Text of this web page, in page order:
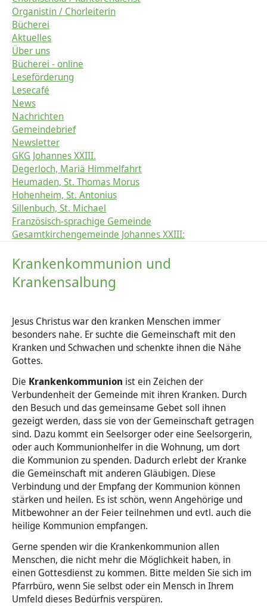
Organistin / Chorleiterin
Bücherei
Aktuelles
Über uns
Bücherei - online
Leseförderung
Lesecafé
News
Nachrichten
Gemeindebrief
Newsletter
GKG Johannes XXIII.
Degerloch, Mariä Himmelfahrt
Heumaden, St. Thomas Morus
Hohenheim, St. Antonius
Sillenbuch, St. Michael
Französisch-sprachige Gemeinde
Gesamtkirchengemeinde Johannes XXIII:
Krankenkommunion und
Krankensalbung
Jesus Christus war den kranken Menschen immer
besonders nahe. Er suchte die Gemeinschaft mit den
Kranken und Schwachen und schenkte ihnen die Nähe
Gottes.
Die Krankenkommunion ist ein Zeichen der
Verbundenheit der Gemeinde mit ihren Kranken. Durch
den Besuch und das gemeinsame Gebet soll ihnen
gezeigt werden, dass sie von der Gemeinschaft getragen
sind. Dazu kommt ein Seelsorger oder eine Seelsorgerin,
oder auch Kommunionhelfer in die Wohnung, um dort
die Kommunion zu spenden. Dadurch erlebt der Kranke
die Gemeinschaft mit anderen Gläubigen. Diese
Verbindung und der Empfang der Kommunion können
stärken und heilen. Es ist schön, wenn Angehörige und
Mitbewohner an der Feier teilnehmen und evtl. auch die
heilige Kommunion empfangen.
Gerne spenden wir die Krankenkommunion allen
Menschen, die nicht mehr die Möglichkeit haben, in
einen Gottesdienst zu kommen. Bitte melden Sie sich im
Pfarrbüro, wenn Sie selbst oder ein Mensch in Ihrem
Umfeld dieses Bedürfnis verspüren.